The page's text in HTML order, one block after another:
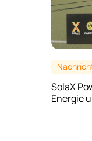
SolaX
Energie